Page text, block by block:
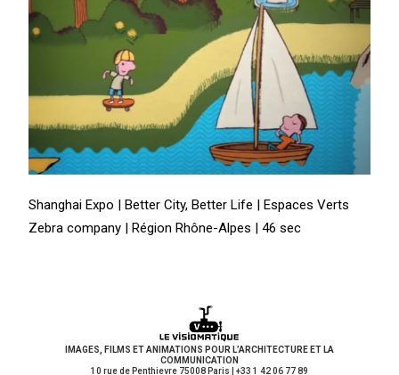
Shanghai Expo | Better City, Better Life | Espaces Verts
Zebra company | Région Rhône-Alpes | 46 sec
IMAGES, FILMS ET ANIMATIONS POUR L’ARCHITECTURE ET LA
COMMUNICATION
10 rue de Penthievre 75008 Paris | +33 1 42 06 77 89